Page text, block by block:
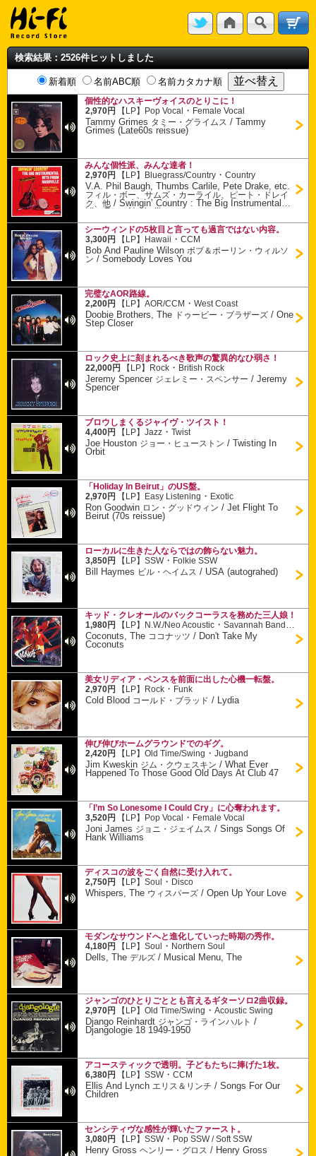
検索結果：2526件ヒットしました
新着順 名前ABC順 名前カタカナ順
個性的なハスキーヴォイスのとりこに！
2,970円
【LP】 Pop Vocal ・ Female Vocal
Tammy Grimes タミー・グライムス /Tammy
Grimes (Late60s reissue)
みんな個性派、みんな達者！
2,970円
【LP】 Bluegrass/Country ・Country
V.A. Phil Baugh, Thumbs Carlile, Pete Drake, etc.
フィル・ボー、サムズ・カーライル、ピート・ドレイ
ク、他 /Swingin’ Country : The Big Instrumental
Hits From Nashville
シーウィンドの5枚目と言っても過言ではない内容。
3,300円
【LP】 Hawaii ・CCM
Bob And Pauline Wilson ボブ＆ポーリン・ウィルソ
ン /Somebody Loves You
完璧なAOR路線。
2,200円
【LP】AOR/CCM ・West Coast
Doobie Brothers, The ドゥービー・ブラザーズ /One
Step Closer
ロック史上に刻まれるべき歌声の驚異的なひ弱さ！
22,000円
【LP】 Rock ・ British Rock
Jeremy Spencer ジェレミー・スペンサー /Jeremy
Spencer
ブロウしまくるジャイヴ・ツイスト！
4,400円
【LP】Jazz ・ Twist
Joe Houston ジョー・ヒューストン /Twisting In
Orbit
「Holiday In Beirut」のUS盤。
2,970円
【LP】 Easy Listening ・ Exotic
Ron Goodwin ロン・グッドウィン /Jet Flight To
Beirut (70s reissue)
ローカルに生きた人ならではの飾らない魅力。
3,850円
【LP】SSW・ Folkie SSW
Bill Haymes ビル・ヘイムス / USA (autograhed)
キッド・クレオールのバックコーラスを務めた三人娘！
1,980円
【LP】 N.W./Neo Acoustic ・Savannah Band Related
Coconuts, The ココナッツ / Don't Take My
Coconuts
美女リディア・ペンスを前面に出した心機一転盤。
2,970円
【LP】 Rock ・ Funk
Cold Blood コールド・ブラッド / Lydia
伸び伸びホームグラウンドでのギグ。
2,420円
【LP】Old Time/Swing ・Jugband
Jim Kweskin ジム・クウェスキン /What Ever
Happened To Those Good Old Days At Club 47
「I’m So Lonesome I Could Cry」に心奪われます。
3,520円
【LP】 Pop Vocal ・ Female Vocal
Joni James ジョニ・ジェイムス /Sings Songs Of
Hank Williams
ディスコの波をごく自然に受け入れて。
2,750円
【LP】Soul ・ Disco
Whispers, The ウィスパーズ /Open Up Your Love
モダンなサウンドへと進化していった時期の秀作。
4,180円
【LP】Soul ・ Northern Soul
Dells, Theデルズ / Musical Menu, The
ジャンゴのひとりごととも言えるギターソロ2曲収録。
2,970円
【LP】Old Time/Swing ・Acoustic Swing
Django Reinhardt ジャンゴ・ラインハルト /
Djangologie 18 1949-1950
アコースティックで透明。子どもたちに捧げた1枚。
6,380円
【LP】SSW・CCM
Ellis And Lynch エリス＆リンチ /Songs For Our
Children
センシティヴな感性が輝いたファースト。
3,080円
【LP】SSW・ Pop SSW / Soft SSW
Henry Grossヘンリー・グロス / Henry Gross